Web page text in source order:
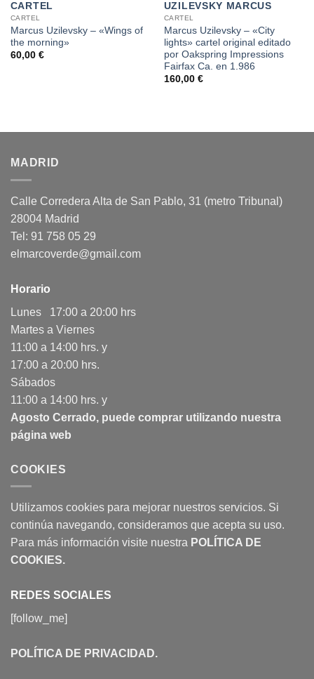
CARTEL
CARTEL
Marcus Uzilevsky – «Wings of
the morning»
60,00 €
UZILEVSKY MARCUS
CARTEL
Marcus Uzilevsky – «City
lights» cartel original editado
por Oakspring Impressions
Fairfax Ca. en 1.986
160,00 €
MADRID
Calle Corredera Alta de San Pablo, 31 (metro Tribunal)
28004 Madrid
Tel: 91 758 05 29
elmarcoverde@gmail.com
Horario
Lunes 17:00 a 20:00 hrs
Martes a Viernes
11:00 a 14:00 hrs. y
17:00 a 20:00 hrs.
Sábados
11:00 a 14:00 hrs. y
Agosto Cerrado, puede comprar utilizando nuestra
página web
COOKIES
Utilizamos cookies para mejorar nuestros servicios. Si
continúa navegando, consideramos que acepta su uso.
Para más información visite nuestra POLÍTICA DE
COOKIES.
REDES SOCIALES
[follow_me]
POLÍTICA DE PRIVACIDAD.